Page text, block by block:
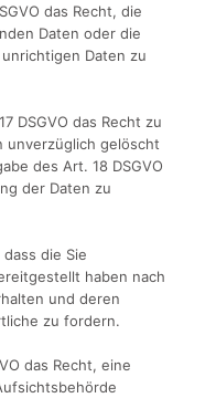
das Recht, die
Daten oder die
Daten zu
DSGVO das Recht zu
unverzüglich gelöscht
des Art. 18 DSGVO
der Daten zu
die Sie
haben nach
und deren
zu fordern.
das Recht, eine